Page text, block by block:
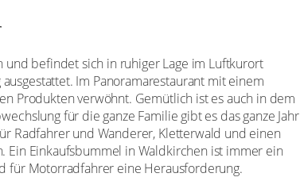
befindet sich in ruhiger Lage im Luftkurort
Im Panoramarestaurant mit einem
Produkten verwöhnt. Gemütlich ist es auch in dem
für die ganze Familie gibt es das ganze Jahr
Radfahrer und Wanderer, Kletterwald und einen
Ein Einkaufsbummel in Waldkirchen ist immer ein
für Motorradfahrer eine Herausforderung.